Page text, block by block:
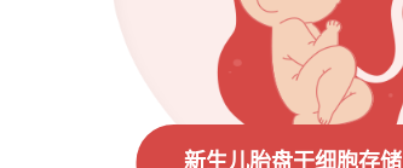
新生儿胎盘干细胞存储